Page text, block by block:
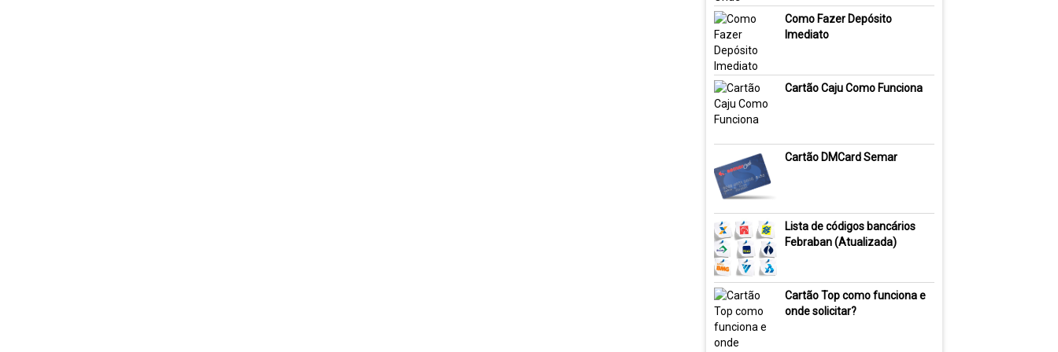
Como Fazer Depósito
Imediato
Cartão Caju Como Funciona
Cartão DMCard Semar
Lista de códigos bancários
Febraban (Atualizada)
Cartão Top como funciona e
onde solicitar?